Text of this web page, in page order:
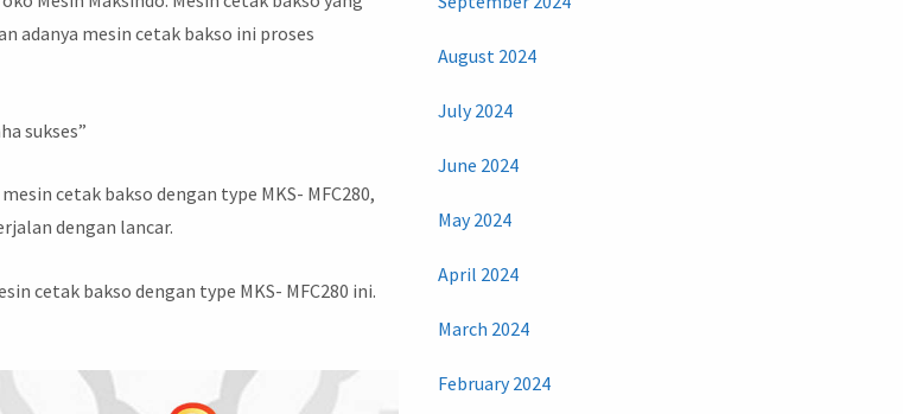
adanya mesin cetak bakso ini proses
sukses”
cetak bakso dengan type MKS- MFC280,
dengan lancar.
cetak bakso dengan type MKS- MFC280 ini.
August 2024
July 2024
June 2024
May 2024
April 2024
March 2024
February 2024